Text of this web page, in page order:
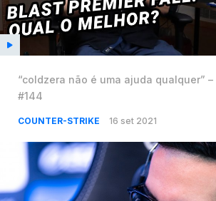
“coldzera não é uma ajuda qualquer”
#144
COUNTER-STRIKE 16 set 2021